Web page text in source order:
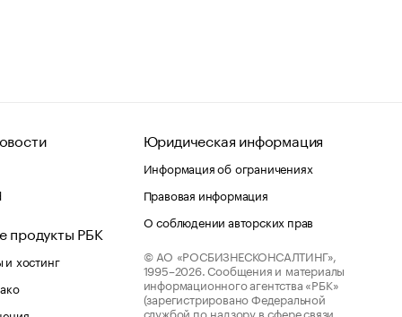
продукты РБК
хостинг
Юридическая информация
Информация об ограничениях
Правовая информация
О соблюдении авторских прав
© АО «РОСБИЗНЕСКОНСАЛТИНГ»,
1995–2026. Сообщения и материалы
информационного агентства «РБК»
(зарегистрировано Федеральной
службой по надзору в сфере связи,